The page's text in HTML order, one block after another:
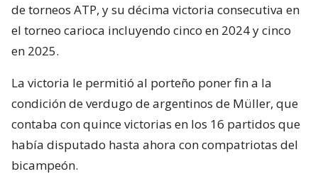
de torneos ATP, y su décima victoria consecutiva en
el torneo carioca incluyendo cinco en 2024 y cinco
en 2025.
La victoria le permitió al porteño poner fin a la
condición de verdugo de argentinos de Müller, que
contaba con quince victorias en los 16 partidos que
había disputado hasta ahora con compatriotas del
bicampeón.